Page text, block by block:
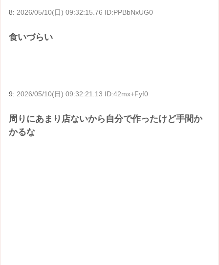
8: 2026/05/10(日) 09:32:15.76 ID:PPBbNxUG0
食いづらい
9: 2026/05/10(日) 09:32:21.13 ID:42mx+Fyf0
周りにあまり店ないから自分で作ったけど手間か
かるな